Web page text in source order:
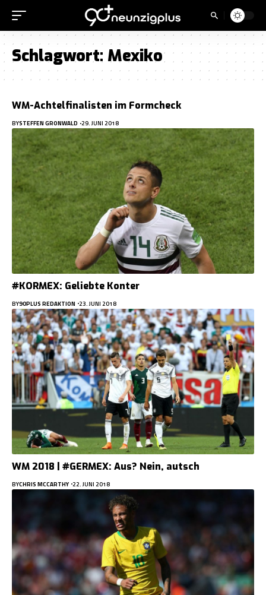
Schlagwort: Mexiko
WM-Achtelfinalisten im Formcheck
BYSTEFFEN GRONWALD 29. JUNI 2018
#KORMEX: Geliebte Konter
BY90PLUS REDAKTION 23. JUNI 2018
WM 2018 | #GERMEX: Aus? Nein, autsch
BYCHRIS MCCARTHY 22. JUNI 2018